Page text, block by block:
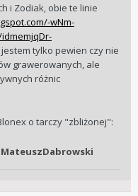
i Zodiak, obie te linie
wNm-
idmemjqDr-
jestem tylko pewien czy nie
grawerowanych, ale
różnic
o tarczy "zbliżonej":